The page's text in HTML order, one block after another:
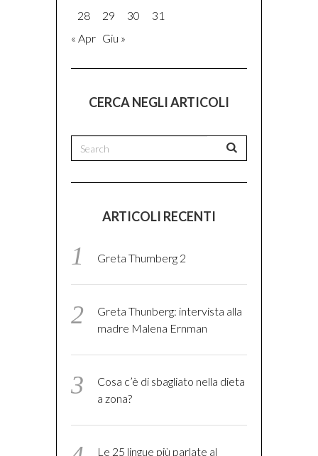
28 29 30
31
« Apr Giu »
CERCA NEGLI ARTICOLI
ARTICOLI RECENTI
Greta Thumberg 2
Greta Thunberg: intervista alla
madre Malena Ernman
Cosa c’è di sbagliato nella dieta
a zona?
Le 25 lingue più parlate al